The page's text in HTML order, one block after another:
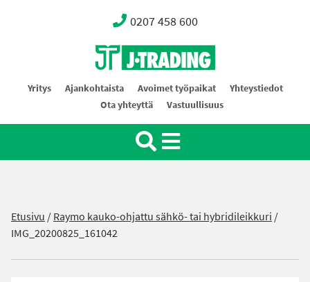
0207 458 600
Oy J-Trading Ab
Yritys Ajankohtaista Avoimet työpaikat
Yhteystiedot
Ota yhteyttä
Vastuullisuus
Etusivu /Raymo kauko-ohjattu sähkö- tai hybridileikkuri /
IMG_20200825_161042